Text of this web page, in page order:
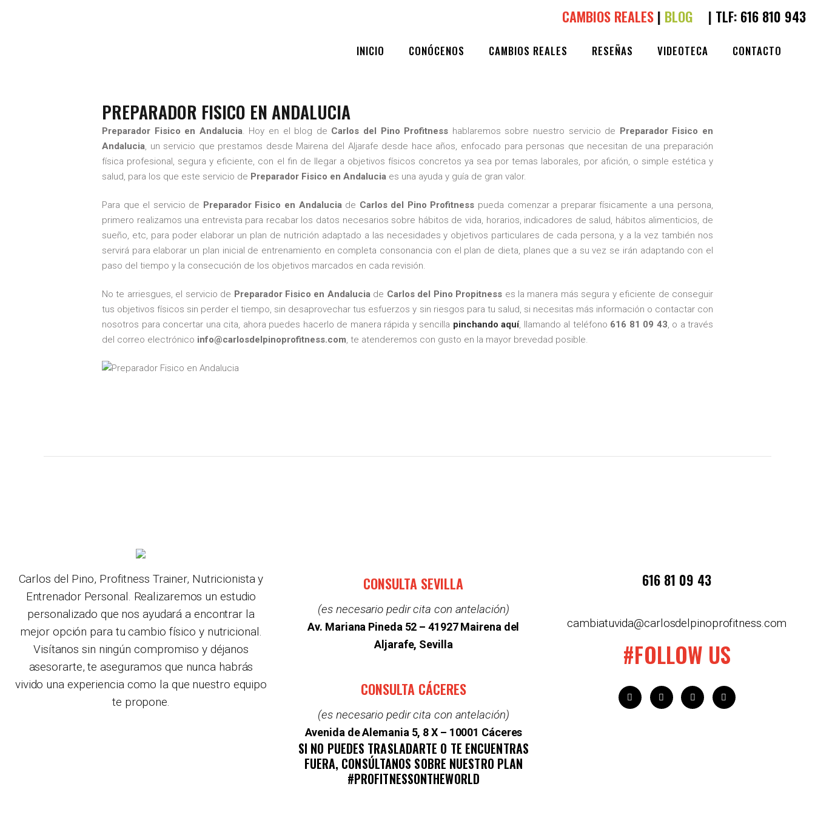
CAMBIOS REALES | BLOG | TLF: 616 810 943
INICIO CONÓCENOS CAMBIOS REALES RESEÑAS VIDEOTECA CONTACTO
PREPARADOR FISICO EN ANDALUCIA
Preparador Fisico en Andalucia. Hoy en el blog de Carlos del Pino Profitness hablaremos sobre nuestro servicio de Preparador Fisico en
Andalucia, un servicio que prestamos desde Mairena del Aljarafe desde hace años, enfocado para personas que necesitan de una preparación
física profesional, segura y eficiente, con el fin de llegar a objetivos físicos concretos ya sea por temas laborales, por afición, o simple estética y
salud, para los que este servicio de Preparador Fisico en Andalucia es una ayuda y guía de gran valor.
Para que el servicio de Preparador Fisico en Andaluciade Carlos del Pino Profitness pueda comenzar a preparar físicamente a una persona,
primero realizamos una entrevista para recabar los datos necesarios sobre hábitos de vida, horarios, indicadores de salud, hábitos alimenticios, de
sueño, etc, para poder elaborar un plan de nutrición adaptado a las necesidades y objetivos particulares de cada persona, y a la vez también nos
servirá para elaborar un plan inicial de entrenamiento en completa consonancia con el plan de dieta, planes que a su vez se irán adaptando con el
paso del tiempo y la consecución de los objetivos marcados en cada revisión.
No te arriesgues, el servicio de Preparador Fisico en Andalucia de Carlos del Pino Propitness es la manera más segura y eficiente de conseguir
tus objetivos físicos sin perder el tiempo, sin desaprovechar tus esfuerzos y sin riesgos para tu salud, si necesitas más información o contactar con
nosotros para concertar una cita, ahora puedes hacerlo de manera rápida y sencilla pinchando aquí, llamando al teléfono 616 81 09 43, o a través
del correo electrónico info@carlosdelpinoprofitness.com, te atenderemos con gusto en la mayor brevedad posible.
Carlos del Pino, Profitness Trainer, Nutricionista y
Entrenador Personal. Realizaremos un estudio
personalizado que nos ayudará a encontrar la
mejor opción para tu cambio físico y nutricional.
Visítanos sin ningún compromiso y déjanos
asesorarte, te aseguramos que nunca habrás
vivido una experiencia como la que nuestro equipo
te propone.
CONSULTA SEVILLA
(es necesario pedir cita con antelación)
Av. Mariana Pineda 52 –41927 Mairena del
Aljarafe, Sevilla
CONSULTA CÁCERES
(es necesario pedir cita con antelación)
Avenida de Alemania 5, 8 X – 10001 Cáceres
SI NO PUEDES TRASLADARTE O TE ENCUENTRAS
FUERA, CONSÚLTANOS SOBRE NUESTRO PLAN
#PROFITNESSONTHEWORLD
616 81 09 43
cambiatuvida@carlosdelpinoprofitness.com
#FOLLOW US